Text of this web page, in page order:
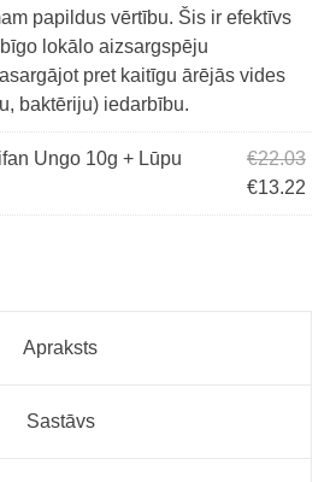
papildus vērtību. Šis ir efektīvs
lokālo aizsargspēju
pret kaitīgu ārējās vides
baktēriju) iedarbību.
Ungo 10g + Lūpu
€22.03
€13.22
Apraksts
Sastāvs